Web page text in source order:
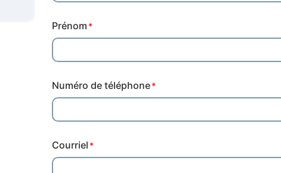
Prénom
Numéro de téléphone
Courriel